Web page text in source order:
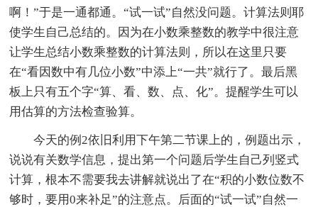
啊！”于是一通都通。“试一试”自然没问题。计算法则耶
使学生自己总结的。因为在小数乘整数的教学中很注意
让学生总结小数乘整数的计算法则，所以在这里只要
在“看因数中有几位小数”中添上“一共”就行了。最后黑
板上只有五个字“算、看、数、点、化”。提醒学生可以
用估算的方法检查验算。
今天的例2依旧利用下午第二节课上的，例题出示，
说说有关数学信息，提出第一个问题后学生自己列竖式
计算，根本不需要我去讲解就说出了在“积的小数位数不
够时，要用0来补足”的注意点。后面的“试一试”自然一